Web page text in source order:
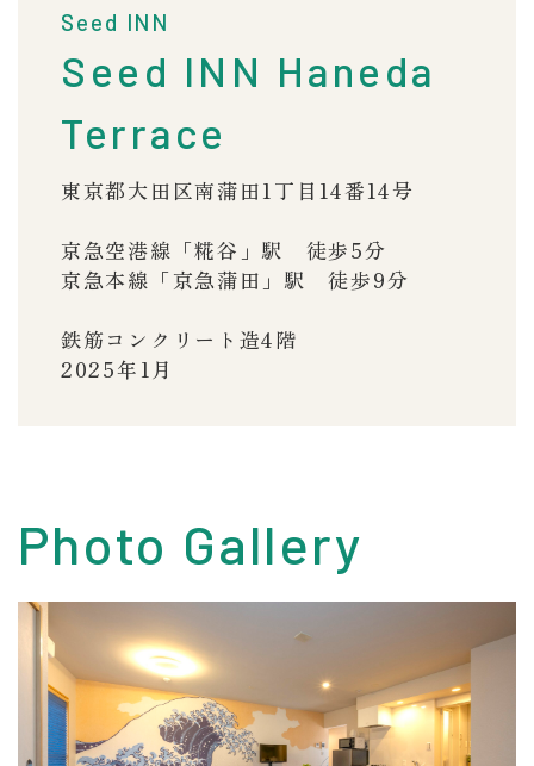
Seed INN
Seed INN Haneda
Terrace
東京都大田区南蒲田1丁目14番14号
京急空港線「糀谷」駅 徒歩5分
京急本線「京急蒲田」駅 徒歩9分
鉄筋コンクリート造4階
2025年1月
Photo Gallery